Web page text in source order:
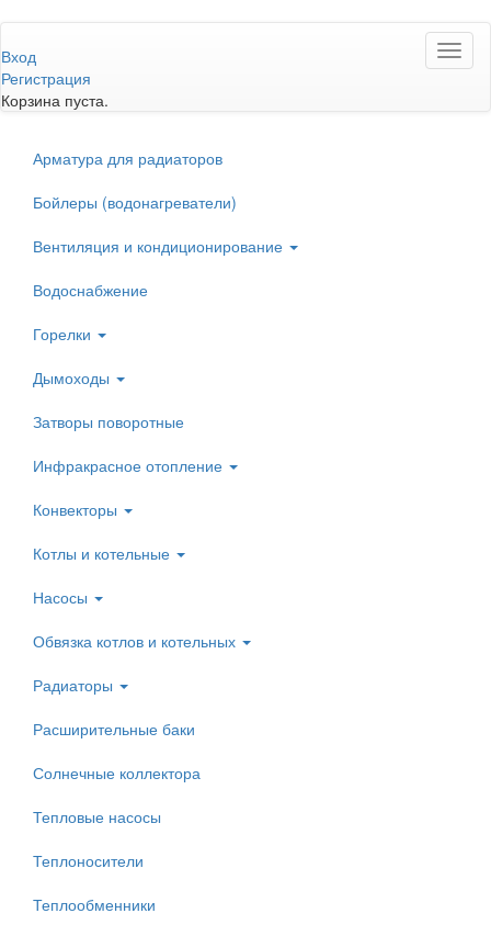
к
основному
содержанию
Вход
Регистрация
Корзина пуста.
Арматура для радиаторов
Бойлеры (водонагреватели)
Вентиляция и кондиционирование
Водоснабжение
Горелки
Дымоходы
Затворы поворотные
Инфракрасное отопление
Конвекторы
Котлы и котельные
Насосы
Обвязка котлов и котельных
Радиаторы
Расширительные баки
Солнечные коллектора
Тепловые насосы
Теплоносители
Теплообменники